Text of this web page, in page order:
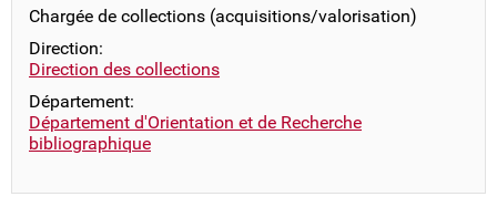
Chargée de collections (acquisitions/valorisation)
Direction:
Direction des collections
Département:
Département d'Orientation et de Recherche
bibliographique